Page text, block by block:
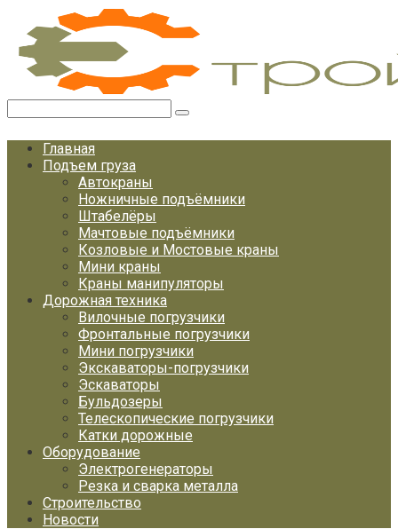
Перейти
контенту
Главная
Подъем груза
Автокраны
Ножничные подъёмники
Штабелёры
Мачтовые подъёмники
Козловые и Мостовые краны
Мини краны
Краны манипуляторы
Дорожная техника
Вилочные погрузчики
Фронтальные погрузчики
Мини погрузчики
Экскаваторы-погрузчики
Эскаваторы
Бульдозеры
Телескопические погрузчики
Катки дорожные
Оборудование
Электрогенераторы
Резка и сварка металла
Строительство
Новости